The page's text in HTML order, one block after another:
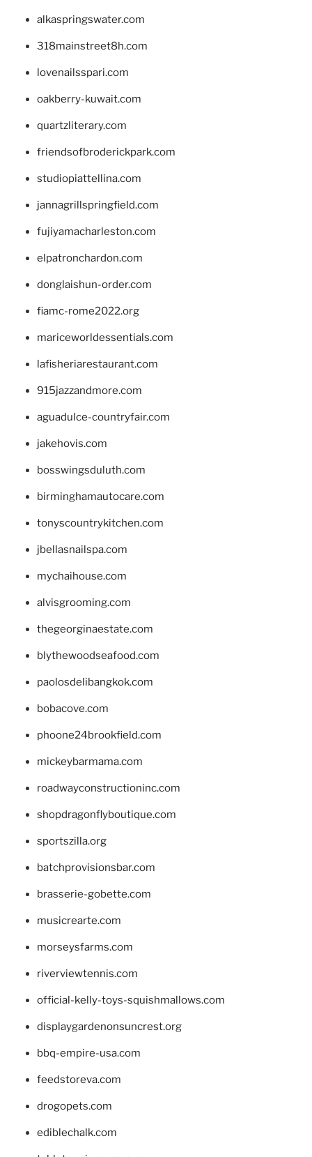
alkaspringswater.com
318mainstreet8h.com
lovenailsspari.com
oakberry-kuwait.com
quartzliterary.com
friendsofbroderickpark.com
studiopiattellina.com
jannagrillspringfield.com
fujiyamacharleston.com
elpatronchardon.com
donglaishun-order.com
fiamc-rome2022.org
mariceworldessentials.com
lafisheriarestaurant.com
915jazzandmore.com
aguadulce-countryfair.com
jakehovis.com
bosswingsduluth.com
birminghamautocare.com
tonyscountrykitchen.com
jbellasnailspa.com
mychaihouse.com
alvisgrooming.com
thegeorginaestate.com
blythewoodseafood.com
paolosdelibangkok.com
bobacove.com
phoone24brookfield.com
mickeybarmama.com
roadwayconstructioninc.com
shopdragonflyboutique.com
sportszilla.org
batchprovisionsbar.com
brasserie-gobette.com
musicrearte.com
morseysfarms.com
riverviewtennis.com
official-kelly-toys-squishmallows.com
displaygardenonsuncrest.org
bbq-empire-usa.com
feedstoreva.com
drogopets.com
ediblechalk.com